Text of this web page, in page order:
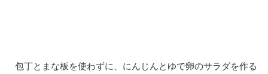
包丁とまな板を使わずに、にんじんとゆで卵のサラダを作る